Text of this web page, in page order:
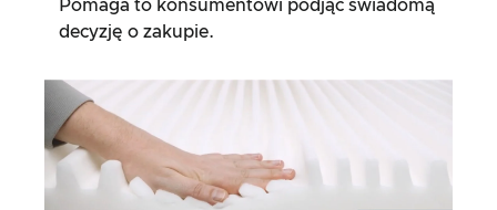
Pomaga to konsumentowi podjąć świadomą
decyzję o zakupie.